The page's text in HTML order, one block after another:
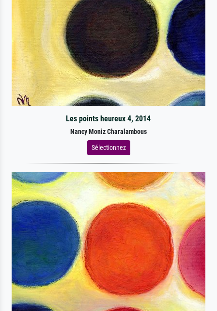
Les points heureux 4, 2014
Nancy Moniz Charalambous
Sélectionnez